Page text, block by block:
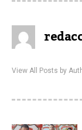
View All Posts by